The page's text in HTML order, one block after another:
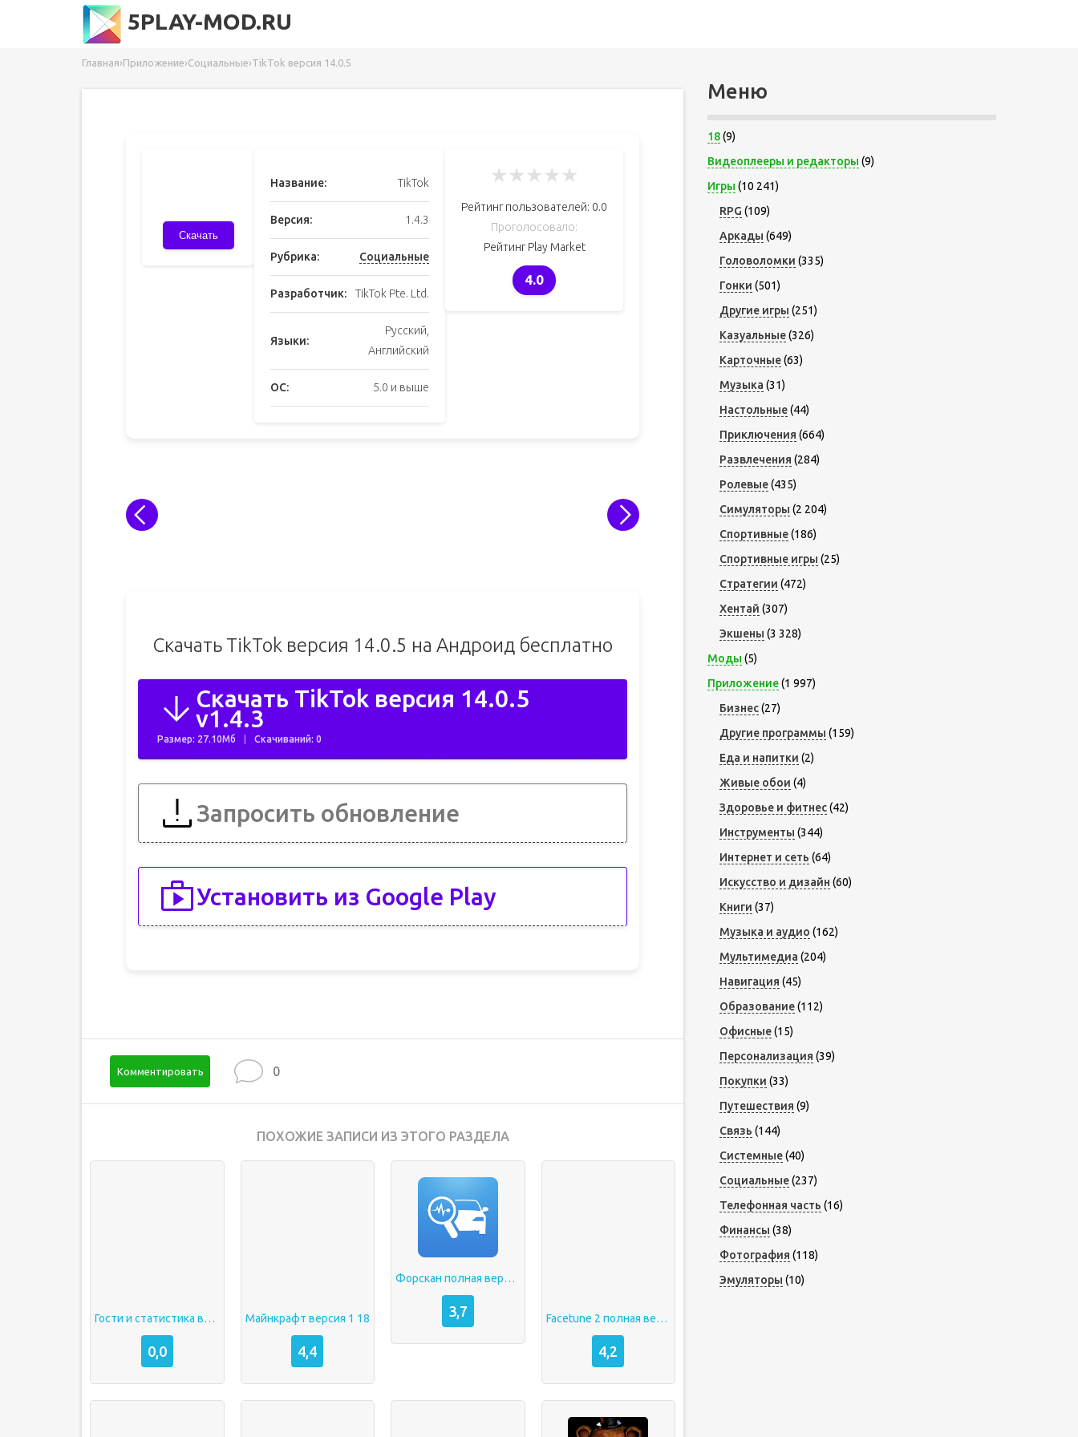
5PLAY-MOD.RU
Главная›Приложение›Социальные›TikTok версия 14.0.5
Скачать
Название: TikTok
Версия: 1.4.3
Рубрика: Социальные
Разработчик: TikTok Pte. Ltd.
Языки:
Русский,
Английский
ОС: 5.0 и выше
★★★★★
Рейтинг пользователей: 0.0
Проголосовало:
Рейтинг Play Market
4.0
Скачать TikTok версия 14.0.5 на Андроид бесплатно
Скачать TikTok версия 14.0.5
v1.4.3
Размер: 27.10Мб Скачиваний: 0
Запросить обновление
Установить из Google Play
Комментировать 0
ПОХОЖИЕ ЗАПИСИ ИЗ ЭТОГО РАЗДЕЛА
Гости и статистика вк полная версия
0,0
Майнкрафт версия 1 18
4,4
Форскан полная версия
3,7 Facetune 2 полная версия
4,2
Меню
18(9)
Видеоплееры и редакторы (9)
Игры (10 241)
RPG (109)
Аркады (649)
Головоломки (335)
Гонки (501)
Другие игры (251)
Казуальные(326)
Карточные(63)
Музыка (31)
Настольные(44)
Приключения (664)
Развлечения (284)
Ролевые(435)
Симуляторы (2 204)
Спортивные(186)
Спортивные игры (25)
Стратегии (472)
Хентай (307)
Экшены (3 328)
Моды (5)
Приложение(1 997)
Бизнес(27)
Другие программы (159)
Еда и напитки (2)
Живые обои (4)
Здоровье и фитнес(42)
Инструменты (344)
Интернет и сеть (64)
Искусство и дизайн (60)
Книги (37)
Музыка и аудио (162)
Мультимедиа (204)
Навигация (45)
Образование(112)
Офисные(15)
Персонализация (39)
Покупки (33)
Путешествия (9)
Связь (144)
Системные(40)
Социальные(237)
Телефонная часть (16)
Финансы (38)
Фотография (118)
Эмуляторы (10)